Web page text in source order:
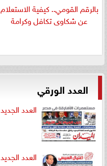
بالرقم القومي.. كيفية الاستعلام
عن شكاوى تكافل وكرامة
العدد الورقي
العدد الجديد
العدد الجديد